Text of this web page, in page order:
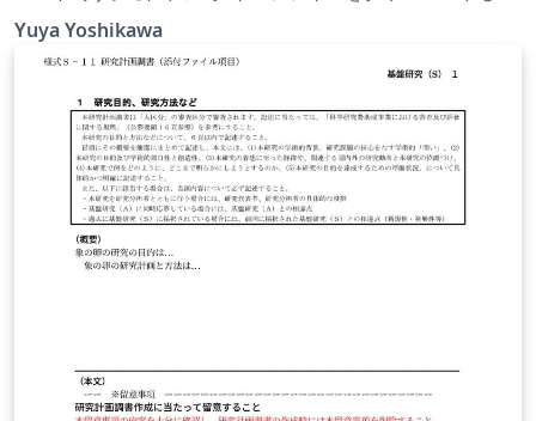
文字コードをUTF-8に変換して、overleafで執筆できるよ
うにしたものです。 下記URLの原稿執筆案内を参照し、各
自の責任でお使いください。 https://www.ai-
gakkai.or.jp/jsai2017/author-guideline
Yuya Yoshikawa